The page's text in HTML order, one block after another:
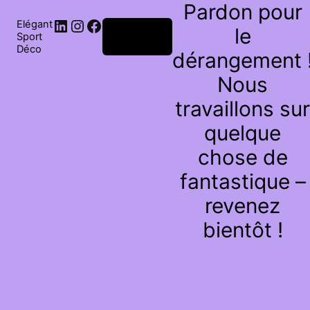
Elégant
Sport
Déco
Pardon pour
le
dérangement
Nous
travaillons sur
quelque
chose de
fantastique –
revenez
bientôt !